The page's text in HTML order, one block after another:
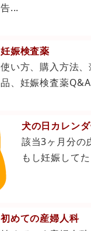
告...
妊娠検査薬
使い方、購入方法
品、妊娠検査薬Q&A
犬の日カレン
該当3ヶ月分の
もし妊娠して
初めての産婦人科